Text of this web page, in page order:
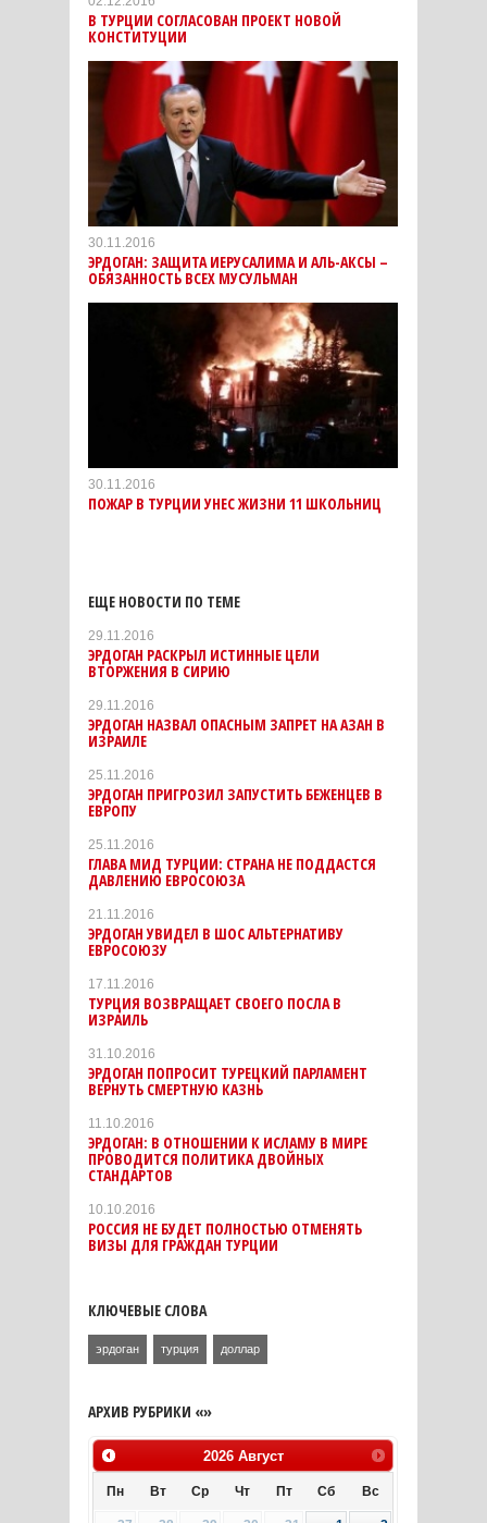
В ТУРЦИИ СОГЛАСОВАН ПРОЕКТ НОВОЙ
КОНСТИТУЦИИ
30.11.2016
ЭРДОГАН: ЗАЩИТА ИЕРУСАЛИМА И АЛЬ-АКСЫ –
ОБЯЗАННОСТЬ ВСЕХ МУСУЛЬМАН
30.11.2016
ПОЖАР В ТУРЦИИ УНЕС ЖИЗНИ 11 ШКОЛЬНИЦ
ЕЩЕ НОВОСТИ ПО ТЕМЕ
29.11.2016
ЭРДОГАН РАСКРЫЛ ИСТИННЫЕ ЦЕЛИ
ВТОРЖЕНИЯ В СИРИЮ
29.11.2016
ЭРДОГАН НАЗВАЛ ОПАСНЫМ ЗАПРЕТ НА АЗАН В
ИЗРАИЛЕ
25.11.2016
ЭРДОГАН ПРИГРОЗИЛ ЗАПУСТИТЬ БЕЖЕНЦЕВ В
ЕВРОПУ
25.11.2016
ГЛАВА МИД ТУРЦИИ: СТРАНА НЕ ПОДДАСТСЯ
ДАВЛЕНИЮ ЕВРОСОЮЗА
21.11.2016
ЭРДОГАН УВИДЕЛ В ШОС АЛЬТЕРНАТИВУ
ЕВРОСОЮЗУ
17.11.2016
ТУРЦИЯ ВОЗВРАЩАЕТ СВОЕГО ПОСЛА В
ИЗРАИЛЬ
31.10.2016
ЭРДОГАН ПОПРОСИТ ТУРЕЦКИЙ ПАРЛАМЕНТ
ВЕРНУТЬ СМЕРТНУЮ КАЗНЬ
11.10.2016
ЭРДОГАН: В ОТНОШЕНИИ К ИСЛАМУ В МИРЕ
ПРОВОДИТСЯ ПОЛИТИКА ДВОЙНЫХ
СТАНДАРТОВ
10.10.2016
РОССИЯ НЕ БУДЕТ ПОЛНОСТЬЮ ОТМЕНЯТЬ
ВИЗЫ ДЛЯ ГРАЖДАН ТУРЦИИ
КЛЮЧЕВЫЕ СЛОВА
эрдоган турция доллар
АРХИВ РУБРИКИ «»
2026 Август
Пн Вт Ср Чт Пт Сб Вс